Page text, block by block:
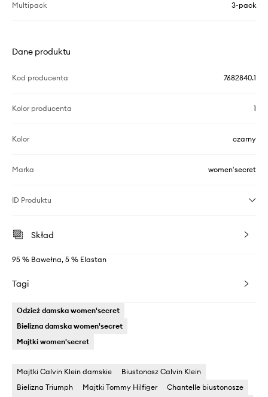
Multipack 3-pack
Dane produktu
Kod producenta 7682840.1
Kolor producenta 1
Kolor czarny
Marka women'secret
ID Produktu
Skład
95 % Bawełna, 5 % Elastan
Tagi
Odzież damska women'secret
Bielizna damska women'secret
Majtki women'secret
Majtki Calvin Klein damskie
Biustonosz Calvin Klein
Bielizna Triumph
Majtki Tommy Hilfiger Chantelle biustonosze